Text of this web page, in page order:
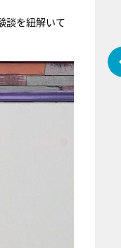
談を紐解いて
ーみんぐ』＝LOV
々木舞香SPインタ